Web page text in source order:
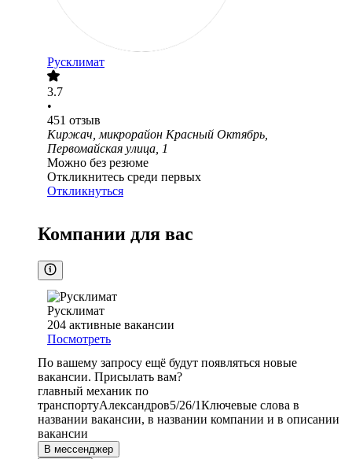
Русклимат
3.7
•
451 отзыв
Киржач, микрорайон Красный Октябрь,
Первомайская улица, 1
Можно без резюме
Откликнитесь среди первых
Откликнуться
Компании для вас
Русклимат
204 активные вакансии
Посмотреть
По вашему запросу ещё будут появляться новые
вакансии. Присылать вам?
главный механик по
транспортуАлександров5/26/1Ключевые слова в
названии вакансии, в названии компании и в описании
вакансии
В мессенджер